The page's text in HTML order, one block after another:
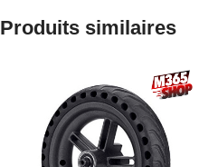
Produits similaires